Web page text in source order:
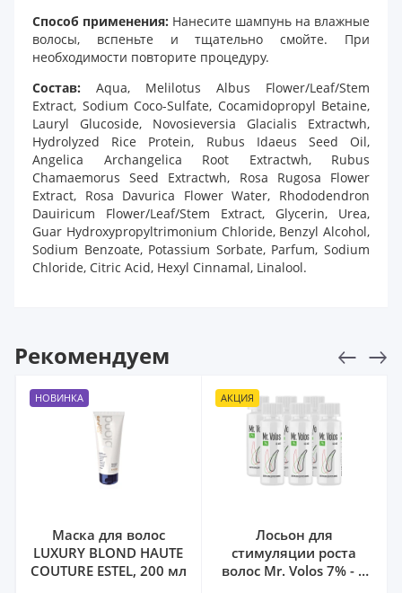
Способ применения: Нанесите шампунь на влажные
волосы, вспеньте и тщательно смойте. При
необходимости повторите процедуру.
Состав: Aqua, Melilotus Albus Flower/Leaf/Stem
Extract, Sodium Coco-Sulfate, Cocamidopropyl Betaine,
Lauryl Glucoside, Novosieversia Glacialis Extractwh,
Hydrolyzed Rice Protein, Rubus Idaeus Seed Oil,
Angelica Archangelica Root Extractwh, Rubus
Chamaemorus Seed Extractwh, Rosa Rugosa Flower
Extract, Rosa Davurica Flower Water, Rhododendron
Dauiricum Flower/Leaf/Stem Extract, Glycerin, Urea,
Guar Hydroxypropyltrimonium Chloride, Benzyl Alcohol,
Sodium Benzoate, Potassium Sorbate, Parfum, Sodium
Chloride, Citric Acid, Hexyl Cinnamal, Linalool.
Рекомендуем
НОВИНКА
Маска для волос
LUXURY BLOND HAUTE
COUTURE ESTEL, 200 мл
АКЦИЯ
Лосьон для
стимуляции роста
волос Mr. Volos 7% - 6